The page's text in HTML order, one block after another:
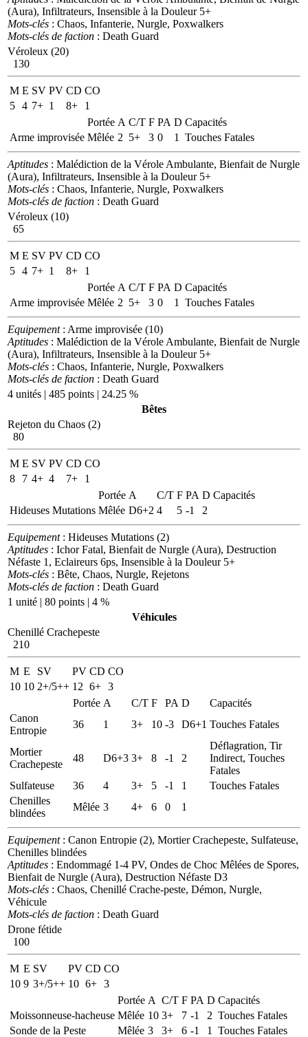
(Aura), Infiltrateurs, Insensible à la Douleur 5+
Mots-clés : Chaos, Infanterie, Nurgle, Poxwalkers
Mots-clés de faction : Death Guard
Véroleux (20)
130
M E SV PV CD CO
5 4 7+ 1 8+
1
Portée A C/T F PA D Capacités
Arme improvisée Mêlée 2 5+ 3 0 1 Touches Fatales
Aptitudes : Malédiction de la Vérole Ambulante, Bienfait de Nurgle
(Aura), Infiltrateurs, Insensible à la Douleur 5+
Mots-clés : Chaos, Infanterie, Nurgle, Poxwalkers
Mots-clés de faction : Death Guard
Véroleux (10)
65
M E SV PV CD CO
5 4 7+ 1 8+
1
Portée A C/T F PA D Capacités
Arme improvisée Mêlée 2 5+ 3 0 1 Touches Fatales
Equipement: Arme improvisée (10)
Aptitudes : Malédiction de la Vérole Ambulante, Bienfait de Nurgle
(Aura), Infiltrateurs, Insensible à la Douleur 5+
Mots-clés : Chaos, Infanterie, Nurgle, Poxwalkers
Mots-clés de faction : Death Guard
4 unités | 485 points | 24.25 %
Bêtes
Rejeton du Chaos (2)
80
M E SV PV CD CO
8
7 4+ 4 7+
1
Portée A C/T F PA D Capacités
Hideuses Mutations Mêlée D6+2 4 5 -1 2
Equipement: Hideuses Mutations (2)
Aptitudes : Ichor Fatal, Bienfait de Nurgle (Aura), Destruction
Néfaste 1, Eclaireurs 6ps, Insensible à la Douleur 5+
Mots-clés : Bête, Chaos, Nurgle, Rejetons
Mots-clés de faction : Death Guard
1 unité | 80 points | 4 %
Véhicules
Chenillé Crachepeste
210
M E SV PV CD CO
10 10 2+/5++ 12 6+ 3
Portée A C/T F PA D
Capacités
Canon
Entropie
36 1 3+ 10 -3 D6+1 Touches Fatales
Mortier
Crachepeste
48 D6+3 3+ 8 -1 2
Déflagration, Tir
Indirect, Touches
Fatales
Sulfateuse
36 4 3+ 5 -1 1
Touches Fatales
Chenilles
blindées
Mêlée 3 4+ 6 0 1
Equipement: Canon Entropie (2), Mortier Crachepeste, Sulfateuse,
Chenilles blindées
Aptitudes : Endommagé 1-4 PV, Ondes de Choc Mêlées de Spores,
Bienfait de Nurgle (Aura), Destruction Néfaste D3
Mots-clés : Chaos, Chenillé Crache-peste, Démon, Nurgle,
Véhicule
Mots-clés de faction : Death Guard
Drone fétide
100
M E SV PV CD CO
10 9 3+/5++ 10 6+ 3
Portée A C/T F PA D Capacités
Moissonneuse-hacheuse Mêlée 10 3+ 7 -1 2 Touches Fatales
Sonde de la Peste
Mêlée 3 3+ 6 -1 1 Touches Fatales